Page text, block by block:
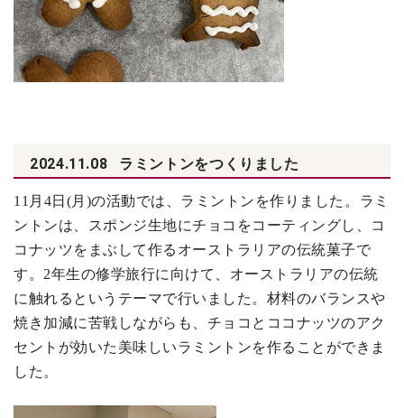
2024.11.08 ラミントンをつくりました
11 月4日(月)の活動では、ラミントンを作りました。ラミ
ントンは、スポンジ生地にチョコをコーティングし、コ
コナッツをまぶして作るオーストラリアの伝統菓子で
す。2年生の修学旅行に向けて、オーストラリアの伝統
に触れるというテーマで行いました。材料のバランスや
焼き加減に苦戦しながらも、チョコとココナッツのアク
セントが効いた美味しいラミントンを作ることができま
した。